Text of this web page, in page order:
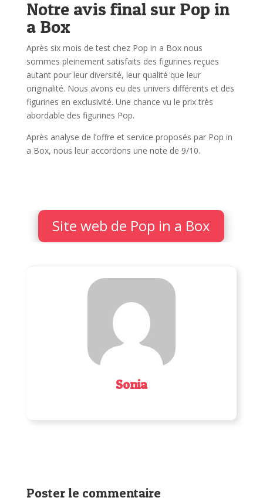
Notre avis final sur Pop in
a Box
Après six mois de test chez Pop in a Box nous
sommes pleinement satisfaits des figurines reçues
autant pour leur diversité, leur qualité que leur
originalité. Nous avons eu des univers différents et des
figurines en exclusivité. Une chance vu le prix très
abordable des figurines Pop.
Après analyse de l’offre et service proposés par Pop in
a Box, nous leur accordons une note de 9/10.
Site web de Pop in a Box
Sonia
Poster le commentaire